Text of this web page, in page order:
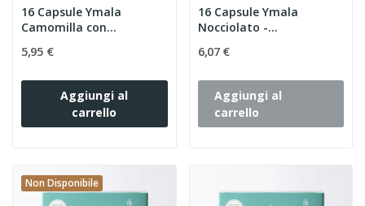
16 Capsule Ymala
Camomilla con
5,95 €
Aggiungi al
carrello
16 Capsule Ymala
Nocciolato -
6,07 €
Aggiungi al
carrello
Non Disponibile